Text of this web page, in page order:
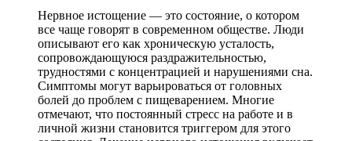
Нервное истощение — это состояние, о котором
все чаще говорят в современном обществе. Люди
описывают его как хроническую усталость,
сопровождающуюся раздражительностью,
трудностями с концентрацией и нарушениями сна.
Симптомы могут варьироваться от головных
болей до проблем с пищеварением. Многие
отмечают, что постоянный стресс на работе и в
личной жизни становится триггером для этого